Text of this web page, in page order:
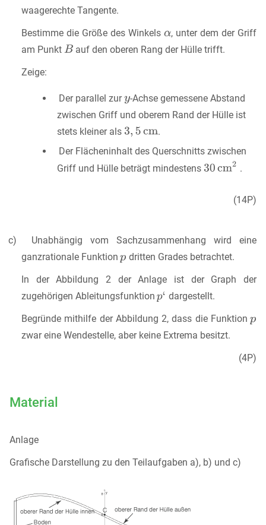
waagerechte Tangente.
Bestimme die Größe des Winkels
, unter dem der Griff
am Punkt
auf den oberen Rang der Hülle trifft.
Zeige:
Der parallel zur
-Achse gemessene Abstand
zwischen Griff und oberem Rand der Hülle ist
stets kleiner als
.
Der Flächeninhalt des Querschnitts zwischen
Griff und Hülle beträgt mindestens
.
(14P)
c) Unabhängig vom Sachzusammenhang wird eine
ganzrationale Funktion
dritten Grades betrachtet.
In der Abbildung 2 der Anlage ist der Graph der
zugehörigen Ableitungsfunktion
dargestellt.
Begründe mithilfe der Abbildung 2, dass die Funktion
zwar eine Wendestelle, aber keine Extrema besitzt.
(4P)
Material
Anlage
Grafische Darstellung zu den Teilaufgaben a), b) und c)